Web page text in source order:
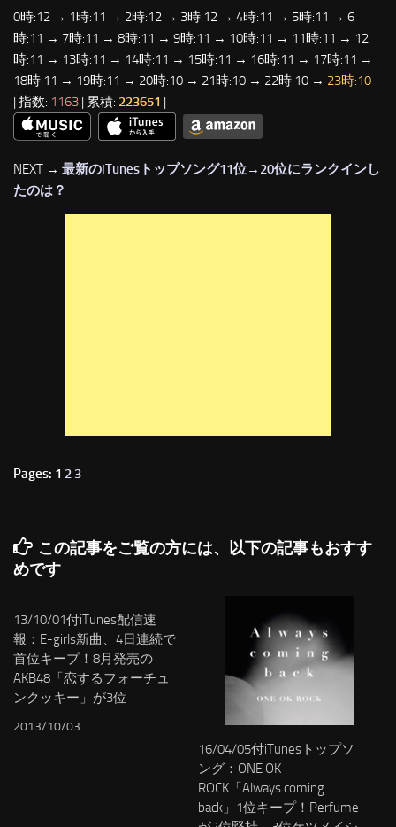
0時:12 → 1時:11 → 2時:12 → 3時:12 → 4時:11 → 5時:11 → 6
時:11 → 7時:11 → 8時:11 → 9時:11 → 10時:11 → 11時:11 → 12
時:11 → 13時:11 → 14時:11 → 15時:11 → 16時:11 → 17時:11 →
18時:11 → 19時:11 → 20時:10 → 21時:10 → 22時:10 → 23時:10
| 指数: 1163 | 累積: 223651 |
NEXT → 最新のiTunesトップソング11位→20位にランクインし
たのは？
Pages: 1 2 3
この記事をご覧の方には、以下の記事もおすす
めです
13/10/01付iTunes配信速
報：E-girls新曲、4日連続で
首位キープ！8月発売の
AKB48「恋するフォーチュ
ンクッキー」が3位
2013/10/03
16/04/05付iTunesトップソ
ング：ONE OK
ROCK「Always coming
back」1位キープ！Perfume